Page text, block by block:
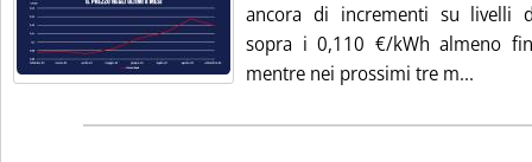
ancora di incrementi su livelli
sopra i 0,110 €/kWh almeno
mentre nei prossimi tre m...